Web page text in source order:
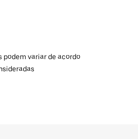
podem variar de acordo